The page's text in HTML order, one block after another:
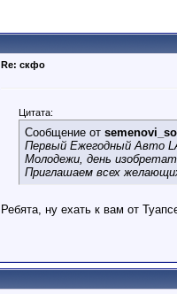
Re: скфо
Цитата:
Сообщение от
Первый Ежегодный Авто
Молодежи, день
Приглашаем всех
Ребята, ну ехать к вам от